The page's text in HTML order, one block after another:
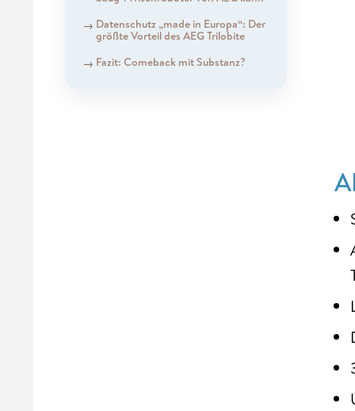
Datenschutz „made in Europa“: Der
größte Vorteil des AEG Trilobite
Fazit: Comeback mit Substanz?